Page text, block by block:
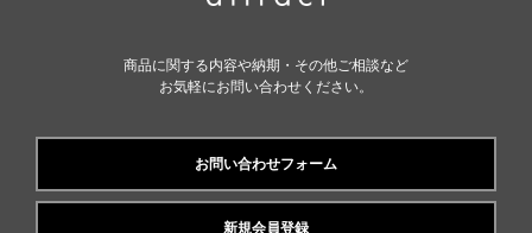
商品に関する内容や納期・その他ご相談など
お気軽にお問い合わせください。
お問い合わせフォーム
新規会員登録